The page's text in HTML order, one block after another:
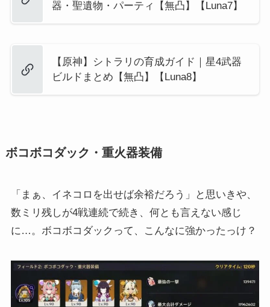
器・聖遺物・パーティ【無凸】【Luna7】
【原神】シトラリの育成ガイド｜星4武器
ビルドまとめ【無凸】【Luna8】
ボコボコダック・重火器装備
「まぁ、イネコロを出せば余裕だろう」と思いきや、
数ミリ残しが4戦連続で続き、何とも言えない感じ
に…。ボコボコダックって、こんなに強かったっけ？